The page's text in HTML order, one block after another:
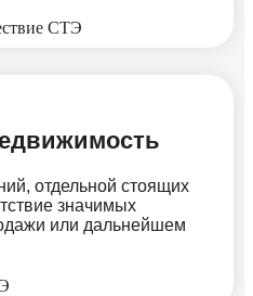
отдельной стоящих
значимых
или дальнейшем